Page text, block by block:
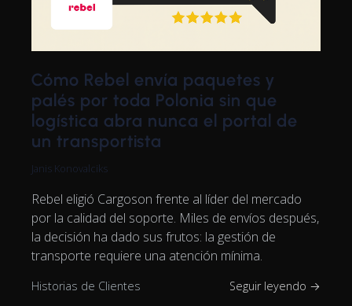
Cómo Rebel envía paquetes y
palés por toda Polonia sin que
logística abra nunca el portal de
un transportista
Janis Konovalciks
Rebel eligió Cargoson frente al líder del mercado
por la calidad del soporte. Miles de envíos después,
la decisión ha dado sus frutos: la gestión de
transporte requiere una atención mínima.
Historias de Clientes Seguir leyendo →